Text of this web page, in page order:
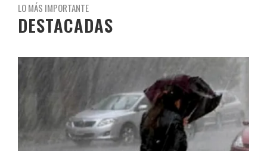
LO MÁS IMPORTANTE
DESTACADAS